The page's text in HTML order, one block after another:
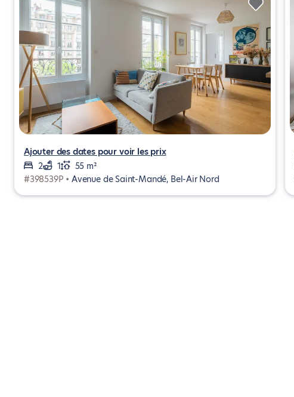
Ajouter des dates pour voir les prix
2
1
55 m²
#398539P •Avenue de Saint-Mandé, Bel-Air Nord